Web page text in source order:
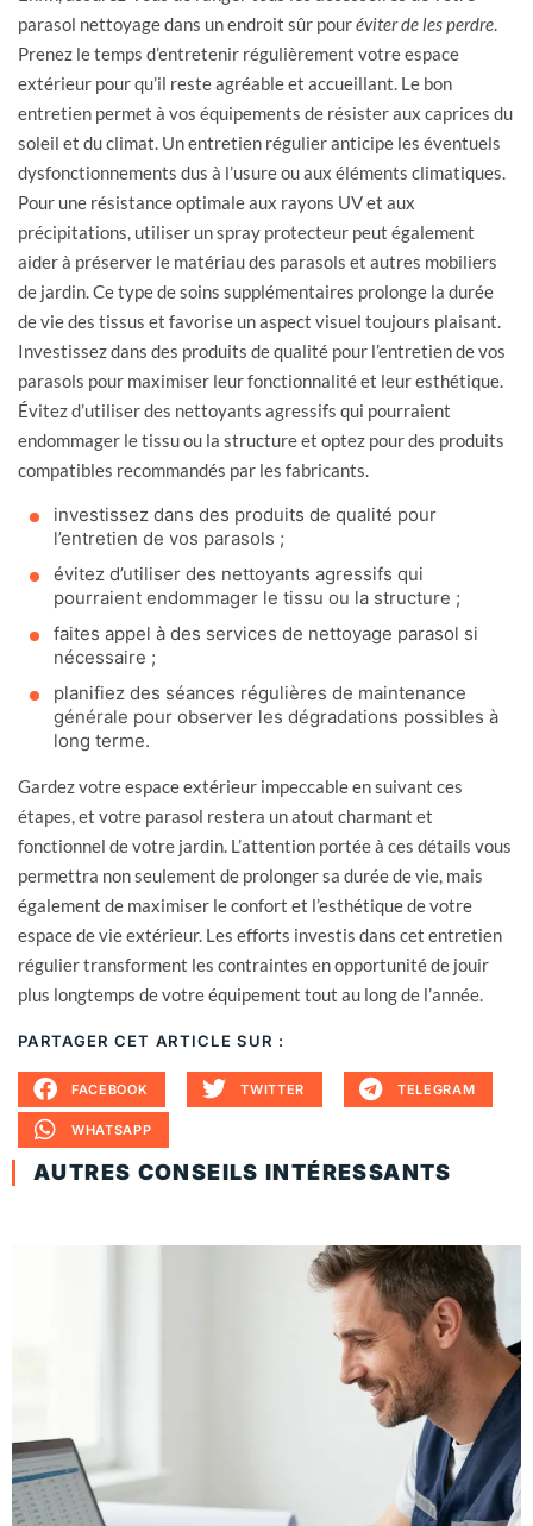
parasol nettoyage dans un endroit sûr pouréviter de les perdre.
Prenez le temps d’entretenir régulièrement votre espace
extérieur pour qu’il reste agréable et accueillant. Le bon
entretien permet à vos équipements de résister aux caprices du
soleil et du climat. Un entretien régulier anticipe les éventuels
dysfonctionnements dus à l’usure ou aux éléments climatiques.
Pour une résistance optimale aux rayons UV et aux
précipitations, utiliser un spray protecteur peut également
aider à préserver le matériau des parasols et autres mobiliers
de jardin. Ce type de soins supplémentaires prolonge la durée
de vie des tissus et favorise un aspect visuel toujours plaisant.
Investissez dans des produits de qualité pour l’entretien de vos
parasols pour maximiser leur fonctionnalité et leur esthétique.
Évitez d’utiliser des nettoyants agressifs qui pourraient
endommager le tissu ou la structure et optez pour des produits
compatibles recommandés par les fabricants.
investissez dans des produits de qualité pour
l’entretien de vos parasols ;
évitez d’utiliser des nettoyants agressifs qui
pourraient endommager le tissu ou la structure ;
faites appel à des services de nettoyage parasol si
nécessaire ;
planifiez des séances régulières de maintenance
générale pour observer les dégradations possibles à
long terme.
Gardez votre espace extérieur impeccable en suivant ces
étapes, et votre parasol restera un atout charmant et
fonctionnel de votre jardin. L’attention portée à ces détails vous
permettra non seulement de prolonger sa durée de vie, mais
également de maximiser le confort et l’esthétique de votre
espace de vie extérieur. Les efforts investis dans cet entretien
régulier transforment les contraintes en opportunité de jouir
plus longtemps de votre équipement tout au long de l’année.
PARTAGER CET ARTICLE SUR :
FACEBOOK TWITTER TELEGRAM
WHATSAPP
AUTRES CONSEILS INTÉRESSANTS